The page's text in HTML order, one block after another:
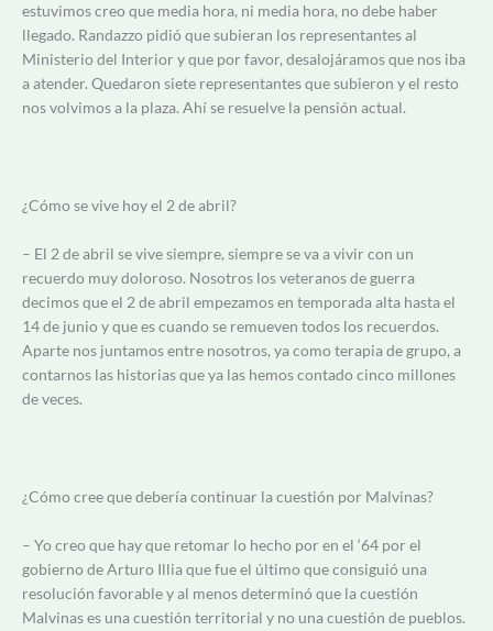
estuvimos creo que media hora, ni media hora, no debe haber
llegado. Randazzo pidió que subieran los representantes al
Ministerio del Interior y que por favor, desalojáramos que nos iba
a atender. Quedaron siete representantes que subieron y el resto
nos volvimos a la plaza. Ahí se resuelve la pensión actual.
¿Cómo se vive hoy el 2 de abril?
– El 2 de abril se vive siempre, siempre se va a vivir con un
recuerdo muy doloroso. Nosotros los veteranos de guerra
decimos que el 2 de abril empezamos en temporada alta hasta el
14 de junio y que es cuando se remueven todos los recuerdos.
Aparte nos juntamos entre nosotros, ya como terapia de grupo, a
contarnos las historias que ya las hemos contado cinco millones
de veces.
¿Cómo cree que debería continuar la cuestión por Malvinas?
– Yo creo que hay que retomar lo hecho por en el ‘64 por el
gobierno de Arturo Illia que fue el último que consiguió una
resolución favorable y al menos determinó que la cuestión
Malvinas es una cuestión territorial y no una cuestión de pueblos.